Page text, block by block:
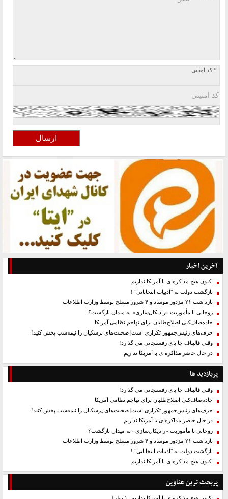
* کد امنیتی
آخرین اخبار
اکنون هیچ مذاکره‌ای با آمریکا نداریم
بازگشت دولت به "ادبیات انتخاباتی" !
بازداشت ۲۱ مزدور موساد و ۴ شرور مسلح توسط وزارت اطلاعات
روحانی با مأموریت «رادیکال‌سازی» به میدان بازگشت؟
جاده‌صاف‌کنی اصلاح‌طلبان برای تهاجم نظامی آمریکا
حرف‌های رئیس‌جمهور تکراری است| صحبت‌های پزشکیان را نیمه‌شب پخش کنید!
وقتی قالیباف جا پای رفسنجانی می گذارد!
در حال حاضر مذاکره‌ای با آمریکا نداریم
پربازدید ها
وقتی قالیباف جا پای رفسنجانی می گذارد!
جاده‌صاف‌کنی اصلاح‌طلبان برای تهاجم نظامی آمریکا
حرف‌های رئیس‌جمهور تکراری است| صحبت‌های پزشکیان را نیمه‌شب پخش کنید!
در حال حاضر مذاکره‌ای با آمریکا نداریم
روحانی با مأموریت «رادیکال‌سازی» به میدان بازگشت؟
بازداشت ۲۱ مزدور موساد و ۴ شرور مسلح توسط وزارت اطلاعات
بازگشت دولت به "ادبیات انتخاباتی" !
اکنون هیچ مذاکره‌ای با آمریکا نداریم
پربحث ترین عناوین